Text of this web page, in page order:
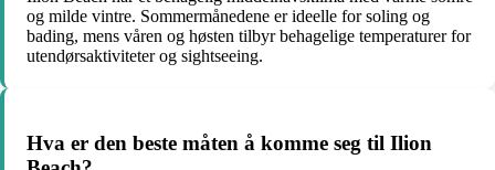
og milde vintre. Sommermånedene er ideelle for soling og
bading, mens våren og høsten tilbyr behagelige temperaturer for
utendørsaktiviteter og sightseeing.
Hva er den beste måten å komme seg til Ilion